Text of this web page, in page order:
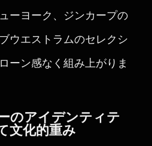
ーヨーク、ジンカープの
ウエストラムのセレクシ
ーン感なく組み上がりま
のアイデンティテ
文化的重み